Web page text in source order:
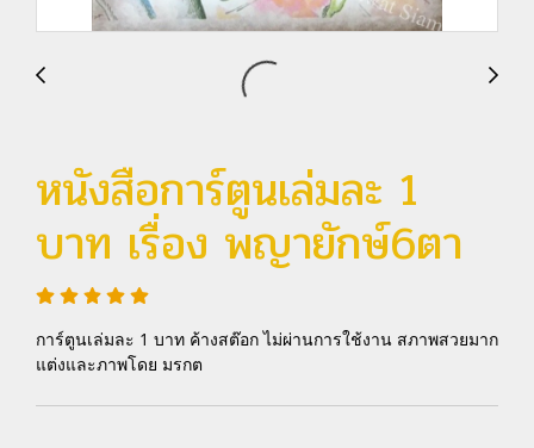
หนังสือการ์ตูนเล่มละ 1
บาท เรื่อง พญายักษ์6ตา
การ์ตูนเล่มละ 1 บาท ค้างสต๊อก ไม่ผ่านการใช้งาน สภาพสวยมาก
แต่งและภาพโดย มรกต